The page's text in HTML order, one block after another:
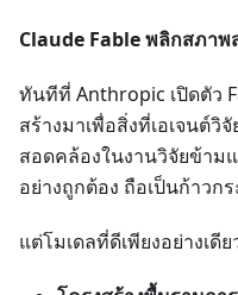
Claude Fable พลิกสภา
ทันทีที่ Anthropic เปิดตัว
สร้างมาเพื่อสิ่งที่เอเจนต์วิ
สอดคล้องในงานวิจัยข้าม
อย่างถูกต้อง ถือเป็นก้าวก
แต่โมเดลที่ดีเพียงอย่างเดี